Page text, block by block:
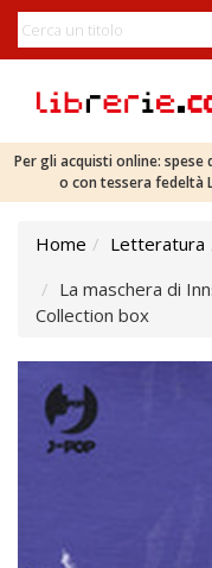
Per gli acquisti online: spese
o con tessera fedeltà
Home Letteratura
La maschera di
Collection box